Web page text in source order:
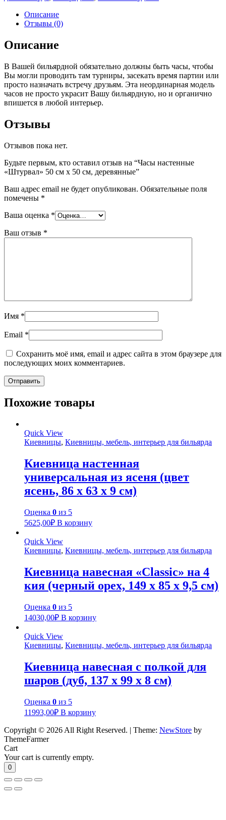
см
х
50
quantity
Описание
Отзывы (0)
Описание
В Вашей бильярдной обязательно должны быть часы, чтобы
Вы могли проводить там турниры, засекать время партии или
просто назначать встречу друзьям. Эта неординарная модель
часов не просто украсит Вашу бильярдную, но и органично
впишется в любой интерьер.
Отзывы
Отзывов пока нет.
Будьте первым, кто оставил отзыв на “Часы настенные
«Штурвал» 50 см х 50 см, деревянные”
Ваш адрес email не будет опубликован. Обязательные поля
помечены *
Ваша оценка *
Ваш отзыв *
Имя *
Email *
Сохранить моё имя, email и адрес сайта в этом браузере для
последующих моих комментариев.
Похожие товары
Quick View
Киевницы, Киевницы, мебель, интерьер для бильярда
Киевница настенная
универсальная из ясеня (цвет
ясень, 86 х 63 х 9 см)
Оценка 0 из 5
5625,00₽ В корзину
Quick View
Киевницы, Киевницы, мебель, интерьер для бильярда
Киевница навесная «Classic» на 4
кия (черный орех, 149 х 85 х 9,5 см)
Оценка 0 из 5
14030,00₽ В корзину
Quick View
Киевницы, Киевницы, мебель, интерьер для бильярда
Киевница навесная с полкой для
шаров (дуб, 137 х 99 х 8 см)
Оценка 0 из 5
11993,00₽ В корзину
Copyright © 2026 All Right Reserved. | Theme: NewStore by
ThemeFarmer
Cart
Your cart is currently empty.
0